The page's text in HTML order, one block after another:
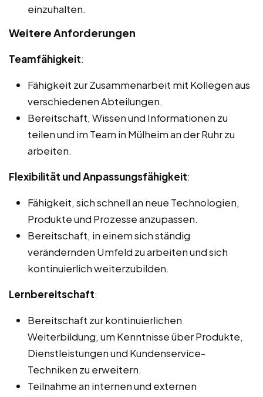
einzuhalten.
Weitere Anforderungen
Teamfähigkeit:
Fähigkeit zur Zusammenarbeit mit Kollegen aus
verschiedenen Abteilungen.
Bereitschaft, Wissen und Informationen zu
teilen und im Team in Mülheim an der Ruhr zu
arbeiten.
Flexibilität und Anpassungsfähigkeit:
Fähigkeit, sich schnell an neue Technologien,
Produkte und Prozesse anzupassen.
Bereitschaft, in einem sich ständig
verändernden Umfeld zu arbeiten und sich
kontinuierlich weiterzubilden.
Lernbereitschaft:
Bereitschaft zur kontinuierlichen
Weiterbildung, um Kenntnisse über Produkte,
Dienstleistungen und Kundenservice-
Techniken zu erweitern.
Teilnahme an internen und externen